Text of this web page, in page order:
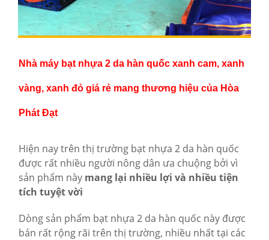
Nhà máy bạt nhựa 2 da hàn quốc xanh cam, xanh
vàng, xanh đỏ giá rẻ mang thương hiệu của Hòa
Phát Đạt
Hiện nay trên thị trường bạt nhựa 2 da hàn quốc
được rất nhiều người nông dân ưa chuộng bởi vì
sản phẩm này mang lại nhiều lợi và nhiều tiện
tích tuyệt vời
Dòng sản phẩm bạt nhựa 2 da hàn quốc này được
bán rất rộng rãi trên thị trường, nhiều nhất tại các